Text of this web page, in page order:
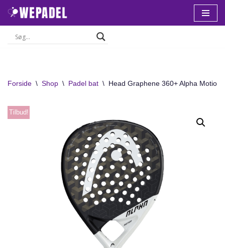
Spring
Forside \ Shop \ Padel bat \ Head Graphene 360+ Alpha Motion
Tilbud!